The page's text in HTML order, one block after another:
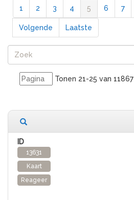
1 2 3 4 5 6 7
Volgende Laatste
Tonen 21-25 van 11867
13631
Kaart
Reageer